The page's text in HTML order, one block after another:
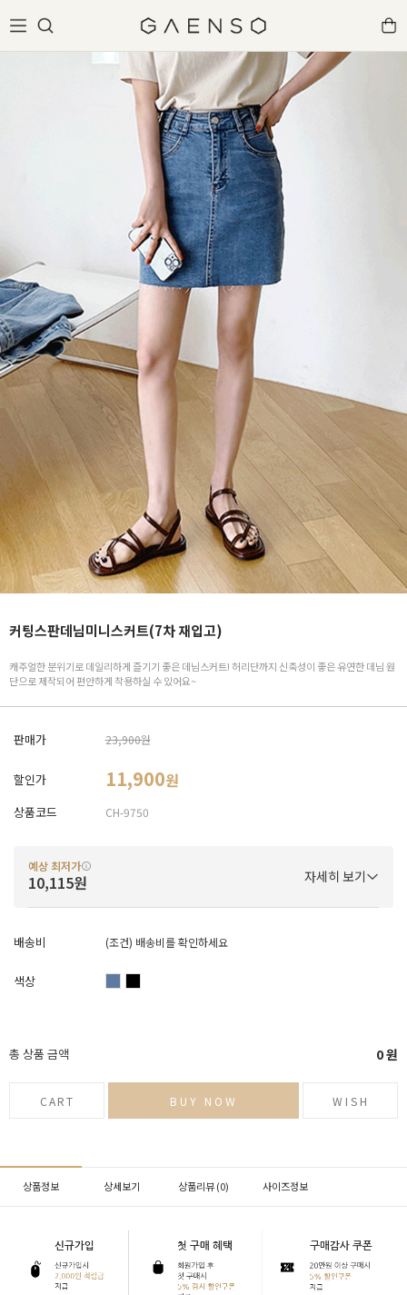
커팅스판데님미니스커트(7차 재입고)
캐주얼한 분위기로 데일리하게 즐기기 좋은 데님스커트! 허리단까지 신축성이 좋은 유연한 데님 원
단으로 제작되어 편안하게 착용하실 수 있어요~
판매가 23,900원
할인가 11,900원
상품코드 CH-9750
예상 최저가
10,115원 자세히 보기
배송비 (조건) 배송비를 확인하세요
색상
총 상품 금액 0원
CART BUY NOW WISH
상품정보 상세보기 상품리뷰 (0) 사이즈정보